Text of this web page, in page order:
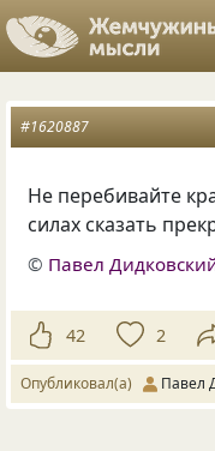
#1620887
Не перебивайте
силах сказать
© Павел
42 2
Опубликовал(а) Павел